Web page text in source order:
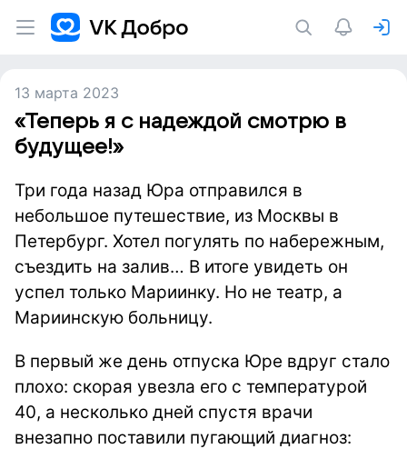
13 марта 2023
«Теперь я с надеждой смотрю в
будущее!»
Три года назад Юра отправился в
небольшое путешествие, из Москвы в
Петербург. Хотел погулять по набережным,
съездить на залив… В итоге увидеть он
успел только Мариинку. Но не театр, а
Мариинскую больницу.
В первый же день отпуска Юре вдруг стало
плохо: скорая увезла его с температурой
40, а несколько дней спустя врачи
внезапно поставили пугающий диагноз: